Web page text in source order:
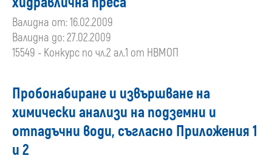
Валидна от: 16.02.2009
Валидна до: 27.02.2009
15549 - Конкурс по чл.2 ал.1 от НВМОП
Пробонабиране и извършване на
химически анализи на подземни и
отпадъчни води, съгласно Приложения 1
и 2